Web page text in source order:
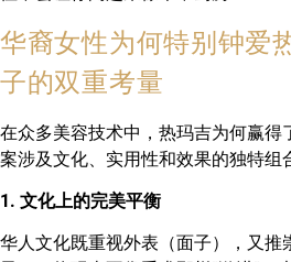
华裔女性为何特别钟爱
子的双重考量
在众多美容技术中，热玛吉为何赢得
案涉及文化、实用性和效果的独特组
1. 文化上的完美平衡
华人文化既重视外表（面子），又推